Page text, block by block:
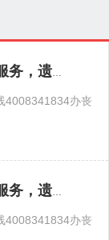
合肥白事一条龙服务，遗体告别，追悼会
4008341834办丧
合肥白事一条龙服务，遗体告别，追悼会
4008341834办丧